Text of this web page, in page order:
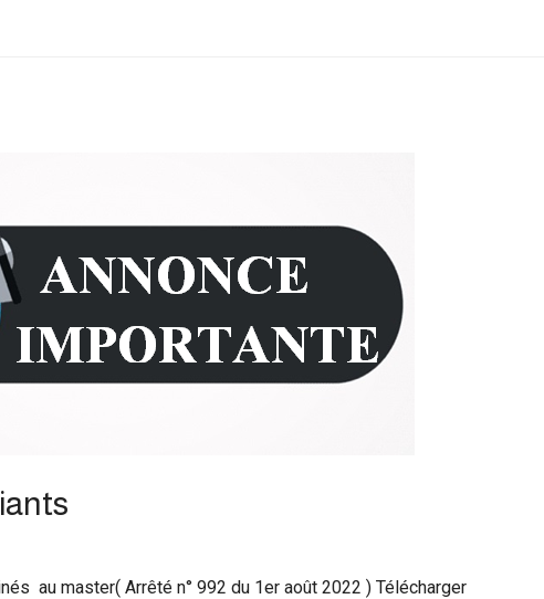
au master( Arrêté n° 992 du 1er août 2022 ) Télécharger